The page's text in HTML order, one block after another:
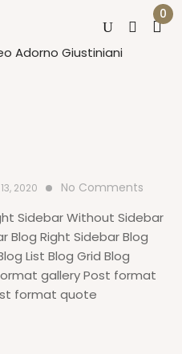
0
2020 No Comments
Sidebar Without Sidebar
Blog Right Sidebar Blog
List Blog Grid Blog
gallery Post format
format quote